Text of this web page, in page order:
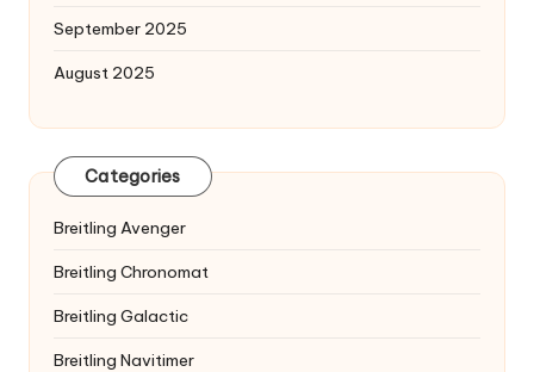
September 2025
August 2025
Categories
Breitling Avenger
Breitling Chronomat
Breitling Galactic
Breitling Navitimer